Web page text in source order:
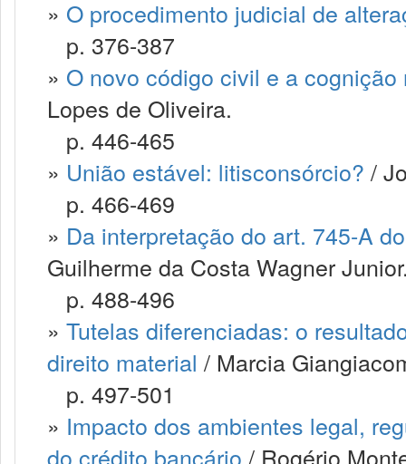
» O procedimento judicial de
p. 376-387
» O novo código civil e a
Lopes de Oliveira.
p. 446-465
» União estável: litisconsórcio? /
p. 466-469
» Da interpretação do art. 745-A
Guilherme da Costa Wagner
p. 488-496
» Tutelas diferenciadas: o
direito material / Marcia
p. 497-501
» Impacto dos ambientes legal,
do crédito bancário / Rogério